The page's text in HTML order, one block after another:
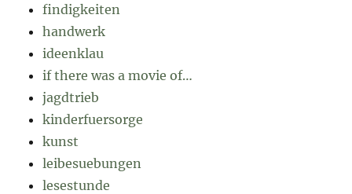
findigkeiten
handwerk
ideenklau
if there was a movie of…
jagdtrieb
kinderfuersorge
kunst
leibesuebungen
lesestunde